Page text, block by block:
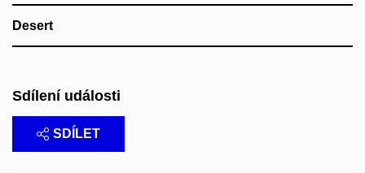
Desert
Sdílení události
SDÍLET